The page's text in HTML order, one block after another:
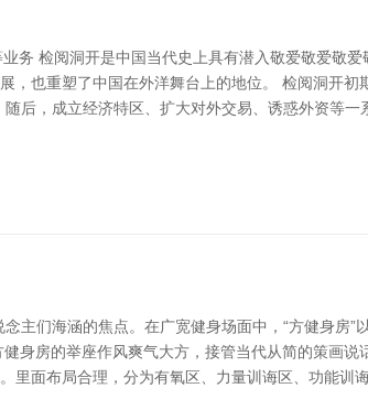
务 检阅洞开是中国当代史上具有潜入敬爱敬爱敬
也重塑了中国在外洋舞台上的地位。 检阅洞开初
后，成立经济特区、扩大对外交易、诱惑外资等一
主们海涵的焦点。在广宽健身场面中，“方健身房”
身房的举座作风爽气大方，接管当代从简的策画说
面布局合理，分为有氧区、力量训诲区、功能训